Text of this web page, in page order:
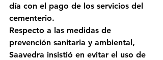
día con el pago de los servicios del
cementerio.
Respecto a las medidas de
prevención sanitaria y ambiental,
Saavedra insistió en evitar el uso de